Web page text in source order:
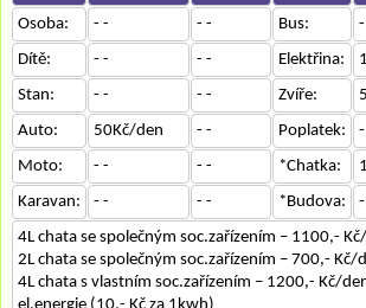
Osoba:
- - - - Bus:
Dítě:
- - - - Elektřina:
Stan:
- - - - Zvíře:
Auto:
50Kč/den - - Poplatek:
Moto:
- - - - *Chatka:
Karavan:
- - - - *Budova:
4L chata se společným soc.zařízením – 1100,-
2L chata se společným soc.zařízením – 700,- Kč/
4L chata s vlastním soc.zařízením – 1200,- Kč/